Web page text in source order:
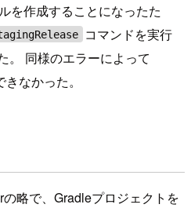
を作成することになったた
コマンドを実行
。 同様のエラーによって
きなかった。
略で、Gradleプロジェクトを